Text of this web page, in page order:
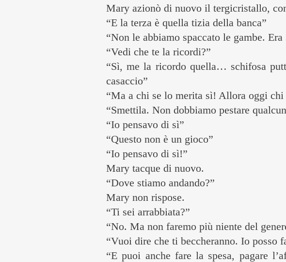
Mary azionò di nuovo il tergicristallo,
“E la terza è quella tizia della banca”
“Non le abbiamo spaccato le gambe.
“Vedi che te la ricordi?”
“Sì, me la ricordo quella… schifosa
casaccio”
“Ma a chi se lo merita sì! Allora oggi chi
“Smettila. Non dobbiamo pestare
“Io pensavo di sì”
“Questo non è un gioco”
“Io pensavo di sì!”
Mary tacque di nuovo.
“Dove stiamo andando?”
Mary non rispose.
“Ti sei arrabbiata?”
“No. Ma non faremo più niente del
“Vuoi dire che ti beccheranno. Io posso
“E puoi anche fare la spesa, pagare